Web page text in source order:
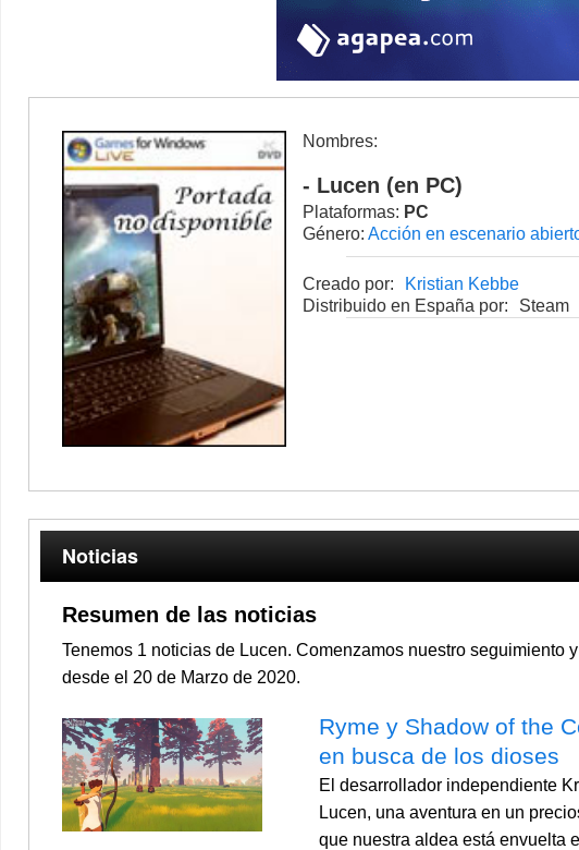
Nombres:
- Lucen (en PC)
Plataformas: PC
Género:Acción en escenario
Creado por:
Kristian Kebbe
Distribuido en España por:
Steam
Noticias
Resumen de las noticias
Tenemos 1 noticias de Lucen. Comenzamos nuestro seguimiento
desde el 20 de Marzo de 2020.
Ryme y Shadow of the
en busca de los dioses
El desarrollador independiente
Lucen, una aventura en un
que nuestra aldea está envuelta